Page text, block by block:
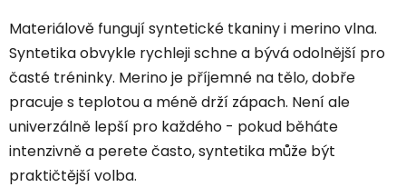
Materiálově fungují syntetické tkaniny i merino vlna.
Syntetika obvykle rychleji schne a bývá odolnější pro
časté tréninky. Merino je příjemné na tělo, dobře
pracuje s teplotou a méně drží zápach. Není ale
univerzálně lepší pro každého - pokud běháte
intenzivně a perete často, syntetika může být
praktičtější volba.